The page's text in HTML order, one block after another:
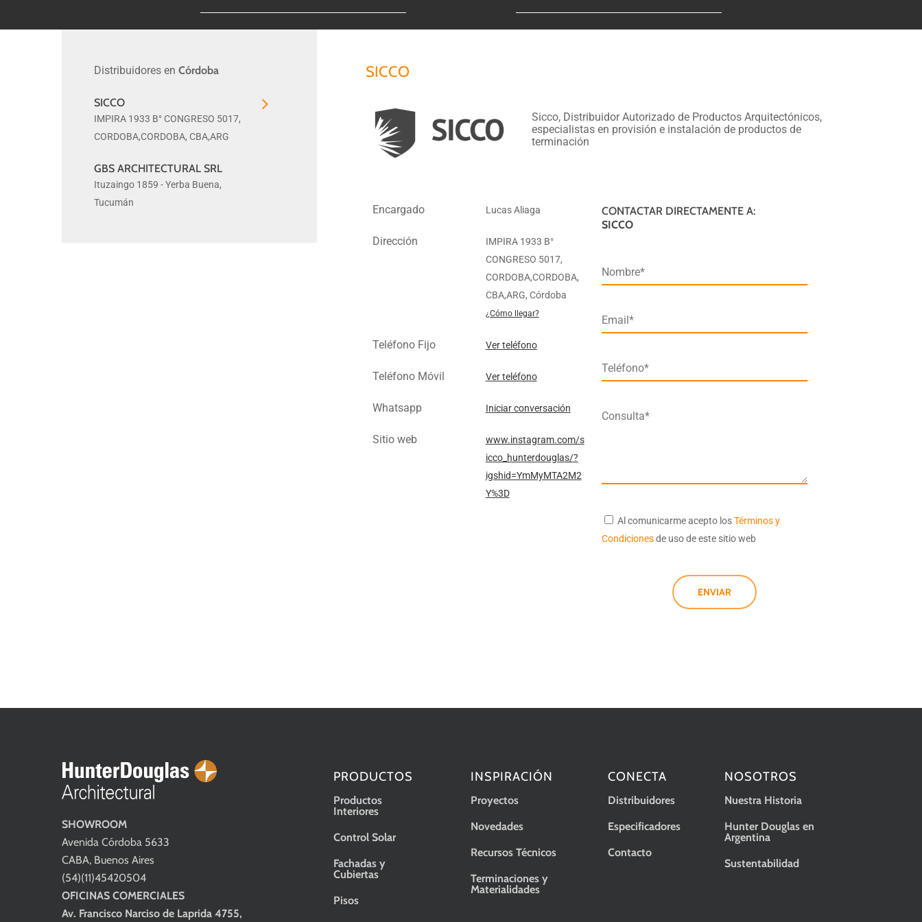
Distribuidores en Córdoba
SICCO
SICCO
IMPIRA 1933 B° CONGRESO 5017,
CORDOBA,CORDOBA, CBA,ARG
GBS
ARCHITECTURAL
SRL
GBS ARCHITECTURAL SRL
Ituzaingo 1859 - Yerba Buena,
Tucumán
SICCO
Sicco, Distribuidor Autorizado de Productos Arquitectónicos,
especialistas en provisión e instalación de productos de
terminación
Encargado Lucas Aliaga
Dirección
IMPIRA 1933 B°
CONGRESO 5017,
CORDOBA,CORDOBA,
CBA,ARG, Córdoba
¿Cómo llegar?
Teléfono Fijo Ver teléfono
Teléfono Móvil Ver teléfono
Whatsapp Iniciar conversación
Sitio web
www.instagram.com/s
icco_hunterdouglas/?
igshid=YmMyMTA2M2
Y%3D
CONTACTAR DIRECTAMENTE A:
SICCO
Nombre*
Email*
Teléfono*
Consulta*
Al comunicarme acepto losTérminos y
Condicionesde uso de este sitio web
ENVIAR
SHOWROOM
Avenida Córdoba 5633
CABA, Buenos Aires
(54)(11)45420504
OFICINAS COMERCIALES
Av. Francisco Narciso de Laprida 4755,
PRODUCTOS
Productos
Interiores
Control Solar
Fachadas y
Cubiertas
Pisos
INSPIRACIÓN
Proyectos
Novedades
Recursos Técnicos
Terminaciones y
Materialidades
CONECTA
Distribuidores
Especificadores
Contacto
NOSOTROS
Nuestra Historia
Hunter Douglas en
Argentina
Sustentabilidad